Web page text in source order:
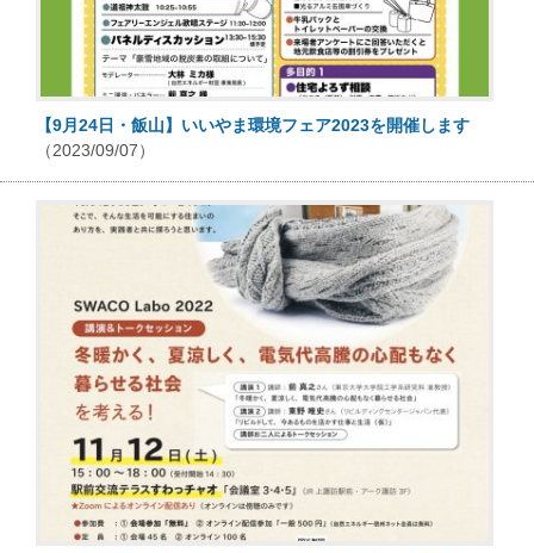
【9月24日・飯山】いいやま環境フェア2023を開催します
（2023/09/07）